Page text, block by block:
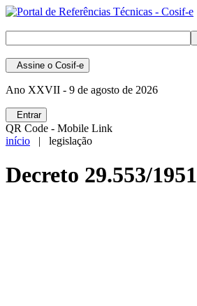
Assine o Cosif-e
Ano XXVII - 9 de agosto de 2026
Entrar
QR Code - Mobile Link
início | legislação
Decreto 29.553/1951